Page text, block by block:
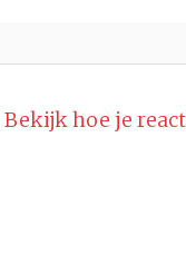
Bekijk hoe je